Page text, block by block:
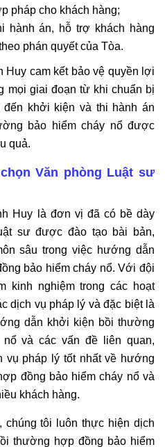
pháp cho khách hàng;
hành án, hỗ trợ khách hàng
phán quyết của Tòa.
cam kết bảo vệ quyền lợi
mọi giai đoạn từ khi chuẩn bị
khởi kiện và thi hành án
bảo hiểm cháy nổ được
quả.
Văn phòng Luật sư
Huy là đơn vị đã có bề dày
sư được đào tạo bài bản,
sâu trong việc hướng dẫn
bảo hiểm cháy nổ. Với đội
kinh nghiệm trong các hoạt
dịch vụ pháp lý và đặc biệt là
dẫn khởi kiện bồi thường
và các vấn đề liên quan,
vụ pháp lý tốt nhất về hướng
đồng bảo hiểm cháy nổ và
khách hàng.
chúng tôi luôn thực hiện dịch
thường hợp đồng bảo hiểm